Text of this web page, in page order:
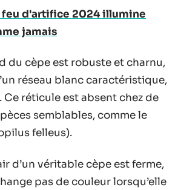
feu d'artifice 2024 illumine
jamais
du cèpe est robuste et charnu,
réseau blanc caractéristique,
réticule est absent chez de
semblables, comme le
felleus).
d’un véritable cèpe est ferme,
pas de couleur lorsqu’elle